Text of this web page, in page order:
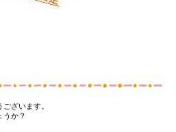
ざいます。
うか？